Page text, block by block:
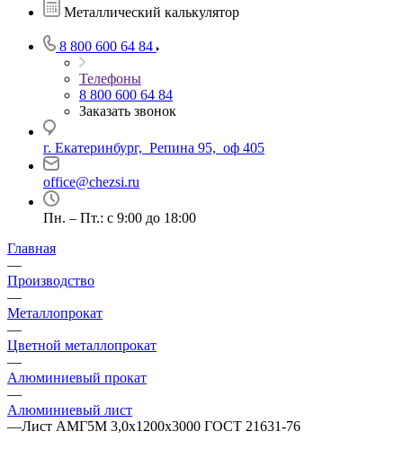
Металлический калькулятор
8 800 600 64 84
Телефоны
8 800 600 64 84
Заказать звонок
г. Екатеринбург, Репина 95, оф 405
office@chezsi.ru
Пн. – Пт.: с 9:00 до 18:00
Главная
—
Производство
—
Металлопрокат
—
Цветной металлопрокат
—
Алюминиевый прокат
—
Алюминиевый лист
—Лист АМГ5М 3,0х1200х3000 ГОСТ 21631-76